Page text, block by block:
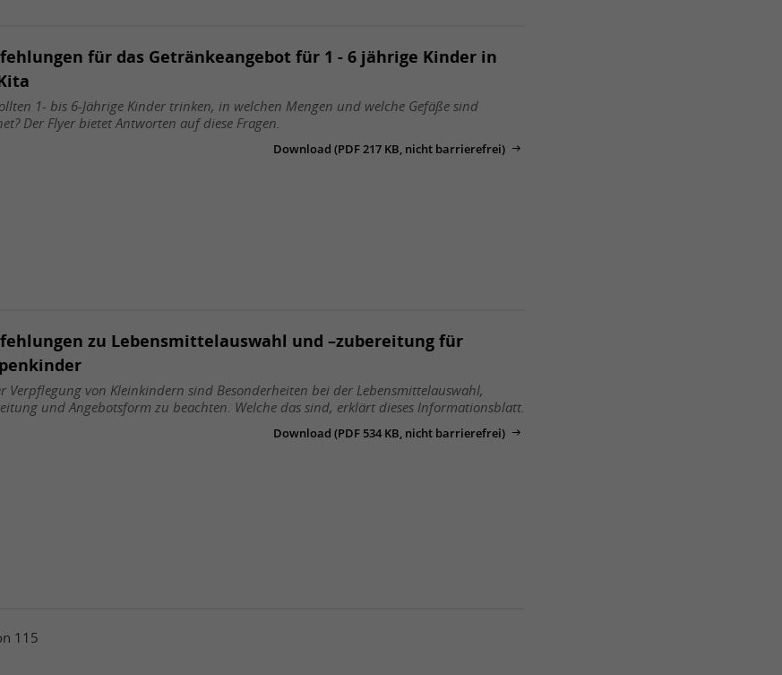
für das Getränkeangebot für 1 - 6 jährige Kinder in
1- bis 6-Jährige Kinder trinken, in welchen Mengen und welche Gefäße sind
Der Flyer bietet Antworten auf diese Fragen.
Download (PDF 217 KB, nicht barrierefrei)
zu Lebensmittelauswahl und –zubereitung für
Verpflegung von Kleinkindern sind Besonderheiten bei der Lebensmittelauswahl,
und Angebotsform zu beachten. Welche das sind, erklärt dieses Informationsblatt.
Download (PDF 534 KB, nicht barrierefrei)
115